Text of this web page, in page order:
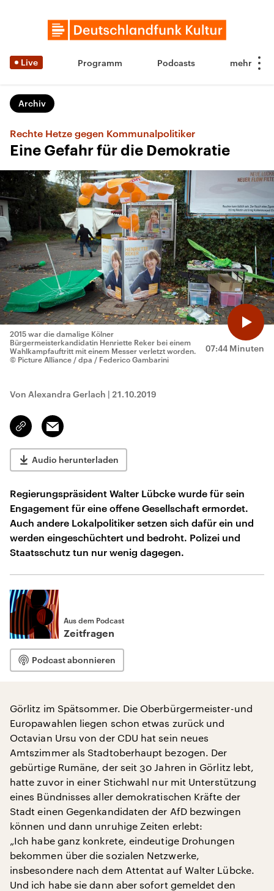
Live Programm Podcasts
Archiv
Rechte Hetze gegen Kommunalpolitiker
Eine Gefahr für die Demokratie
07:44 Minuten
2015 war die damalige Kölner
Bürgermeisterkandidatin Henriette Reker bei einem
Wahlkampfauftritt mit einem Messer verletzt worden.
© Picture Alliance / dpa / Federico Gambarini
Von Alexandra Gerlach | 21.10.2019
Link
kopieren/teilen
Email
Audio herunterladen
Regierungspräsident Walter Lübcke wurde für sein
Engagement für eine offene Gesellschaft ermordet.
Auch andere Lokalpolitiker setzen sich dafür ein und
werden eingeschüchtert und bedroht. Polizei und
Staatsschutz tun nur wenig dagegen.
Aus dem Podcast
Zeitfragen
Podcast abonnieren
Görlitz im Spätsommer. Die Oberbürgermeister-und
Europawahlen liegen schon etwas zurück und
Octavian Ursu von der CDU hat sein neues
Amtszimmer als Stadtoberhaupt bezogen. Der
gebürtige Rumäne, der seit 30 Jahren in Görlitz lebt,
hatte zuvor in einer Stichwahl nur mit Unterstützung
eines Bündnisses aller demokratischen Kräfte der
Stadt einen Gegenkandidaten der AfD bezwingen
können und dann unruhige Zeiten erlebt:
„Ich habe ganz konkrete, eindeutige Drohungen
bekommen über die sozialen Netzwerke,
insbesondere nach dem Attentat auf Walter Lübcke.
Und ich habe sie dann aber sofort gemeldet den